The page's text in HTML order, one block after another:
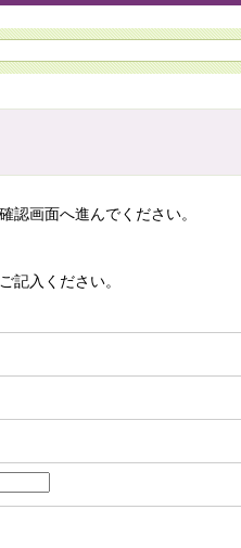
認画面へ進んでください。
記入ください。